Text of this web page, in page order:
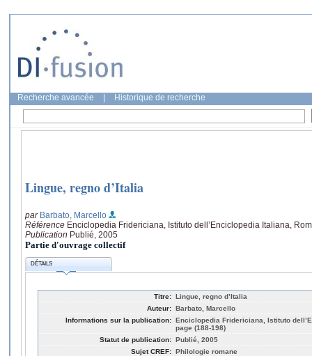
Recherche avancée Historique de recherche
Lingue, regno d’Italia
par Barbato, Marcello
Référence Enciclopedia Fridericiana, Istituto dell’Enciclopedia Italiana,
Publication Publié, 2005
Partie d'ouvrage collectif
DÉTAILS
Titre: Lingue, regno d’Italia
Auteur: Barbato, Marcello
Informations sur la publication: Enciclopedia Fridericiana, Istituto
page (188-198)
Statut de publication: Publié, 2005
Sujet CREF: Philologie romane